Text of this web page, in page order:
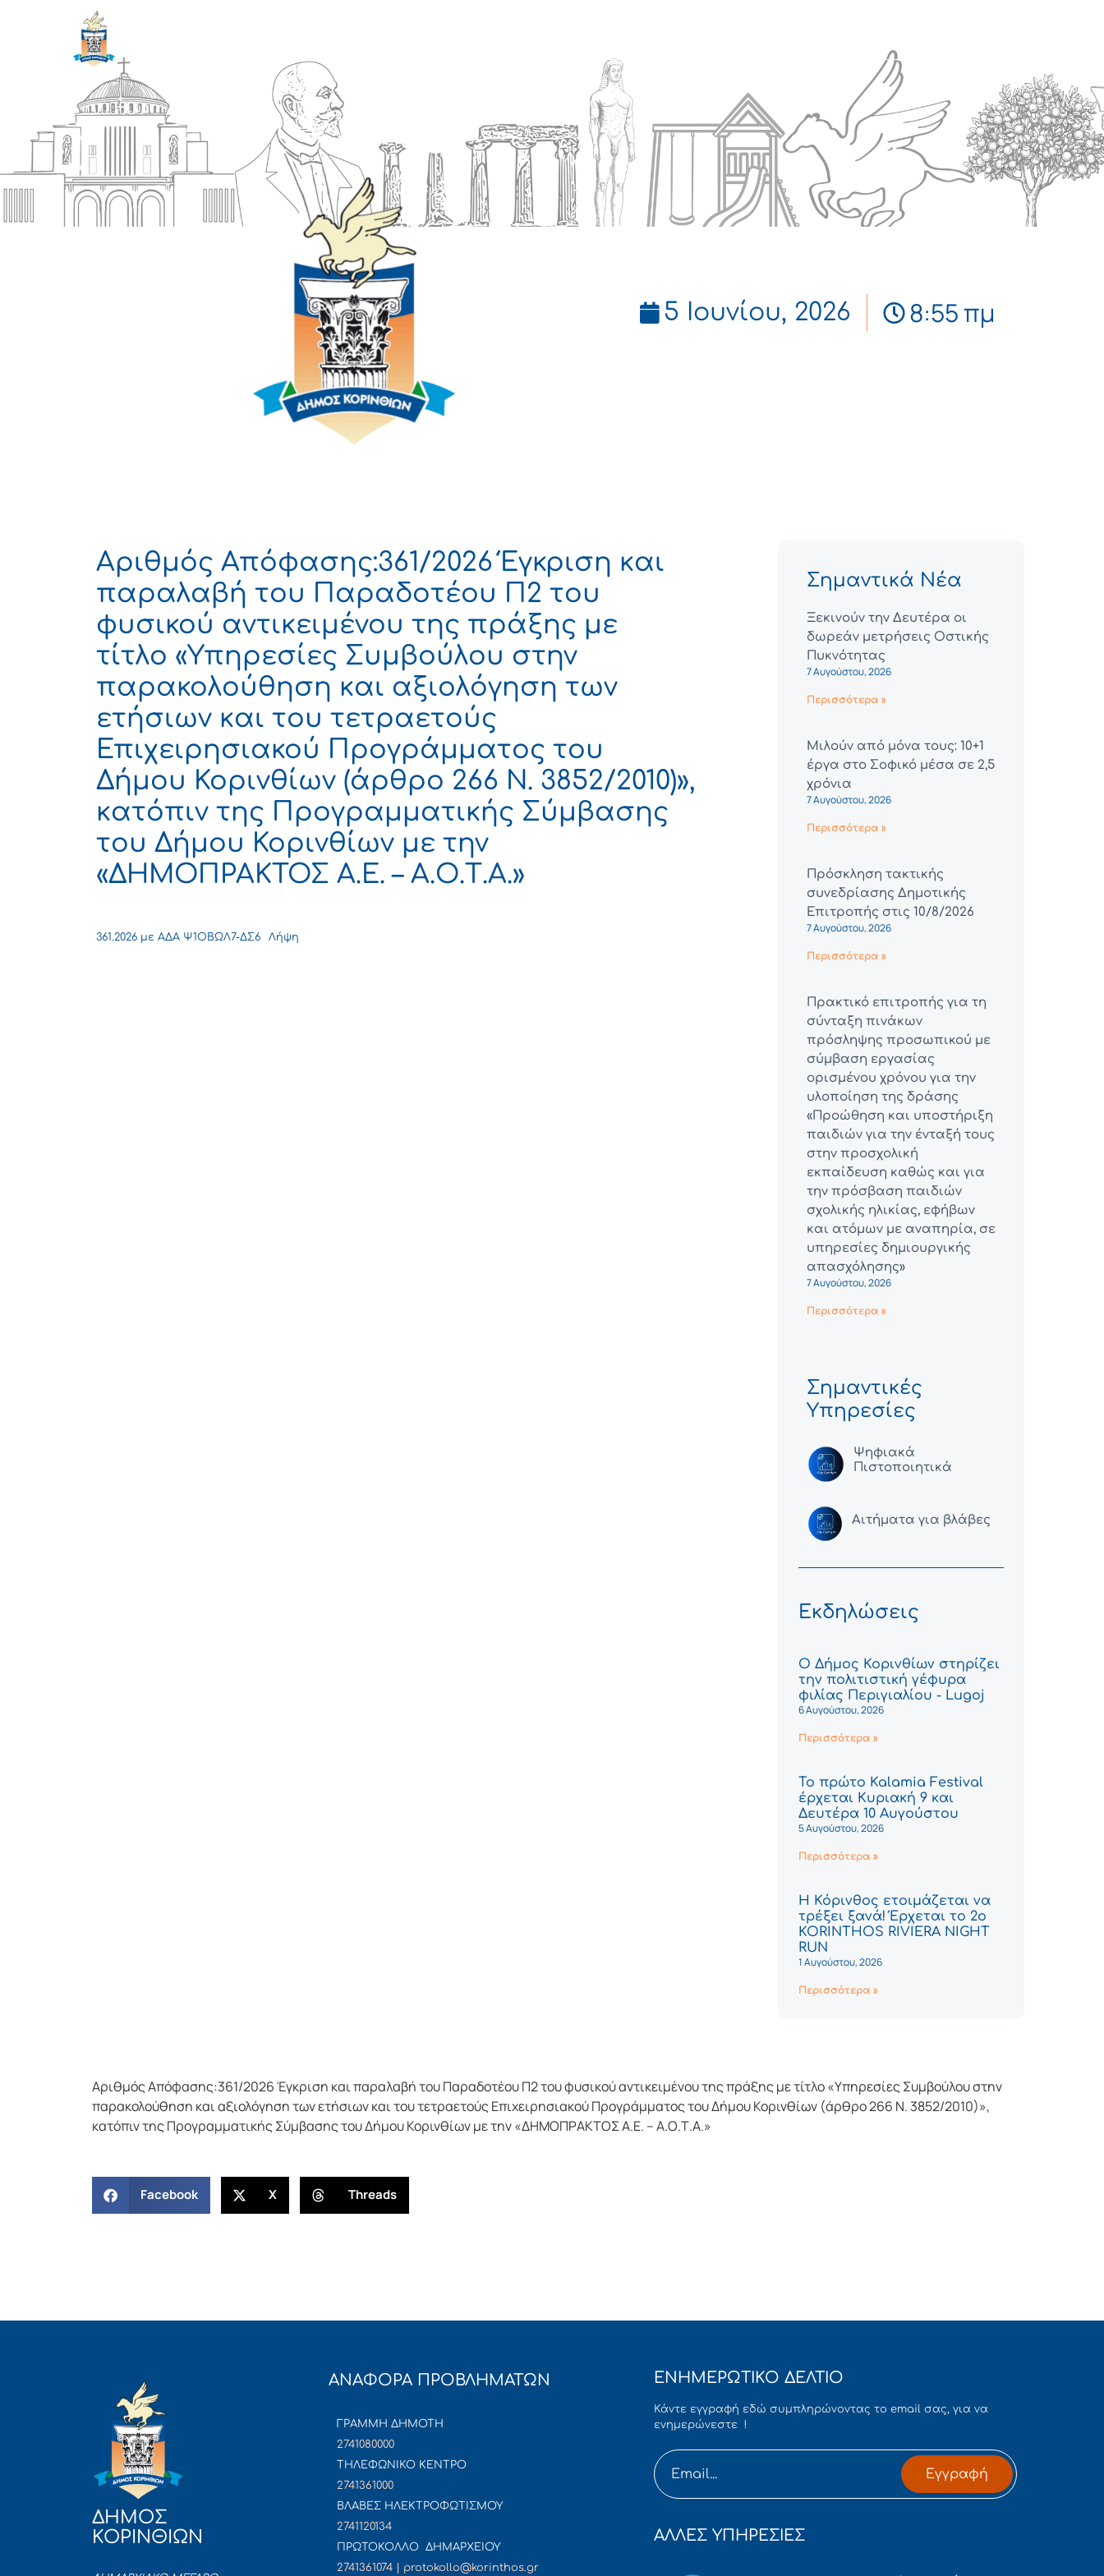
5 Ιουνίου, 2026 8:55 πμ
Αριθμός Απόφασης:361/2026 Έγκριση και
παραλαβή του Παραδοτέου Π2 του
φυσικού αντικειμένου της πράξης με
τίτλο «Υπηρεσίες Συμβούλου στην
παρακολούθηση και αξιολόγηση των
ετήσιων και του τετραετούς
Επιχειρησιακού Προγράμματος του
Δήμου Κορινθίων (άρθρο 266 Ν. 3852/2010)»,
κατόπιν της Προγραμματικής Σύμβασης
του Δήμου Κορινθίων με την
«ΔΗΜΟΠΡΑΚΤΟΣ Α.Ε. – Α.Ο.Τ.Α.»
361.2026 με ΑΔΑ Ψ1ΟΒΩΛ7-ΔΣ6 Λήψη
Σημαντικά Νέα
Ξεκινούν την Δευτέρα οι
δωρεάν μετρήσεις Οστικής
Πυκνότητας
7 Αυγούστου, 2026
Περισσότερα »
Μιλούν από μόνα τους: 10+1
έργα στο Σοφικό μέσα σε 2,5
χρόνια
7 Αυγούστου, 2026
Περισσότερα »
Πρόσκληση τακτικής
συνεδρίασης Δημοτικής
Επιτροπής στις 10/8/2026
7 Αυγούστου, 2026
Περισσότερα »
Πρακτικό επιτροπής για τη
σύνταξη πινάκων
πρόσληψης προσωπικού με
σύμβαση εργασίας
ορισμένου χρόνου για την
υλοποίηση της δράσης
«Προώθηση και υποστήριξη
παιδιών για την ένταξή τους
στην προσχολική
εκπαίδευση καθώς και για
την πρόσβαση παιδιών
σχολικής ηλικίας, εφήβων
και ατόμων με αναπηρία, σε
υπηρεσίες δημιουργικής
απασχόλησης»
7 Αυγούστου, 2026
Περισσότερα »
Σημαντικές
Υπηρεσίες
Ψηφιακά
Πιστοποιητικά
Αιτήματα για βλάβες
Εκδηλώσεις
Ο Δήμος Κορινθίων στηρίζει
την πολιτιστική γέφυρα
φιλίας Περιγιαλίου - Lugoj
6 Αυγούστου, 2026
Περισσότερα »
Το πρώτο Kalamia Festival
έρχεται Κυριακή 9 και
Δευτέρα 10 Αυγούστου
5 Αυγούστου, 2026
Περισσότερα »
Η Κόρινθος ετοιμάζεται να
τρέξει ξανά! Έρχεται το 2ο
KORINTHOS RIVIERA NIGHT
RUN
1 Αυγούστου, 2026
Περισσότερα »
Αριθμός Απόφασης:361/2026 Έγκριση και παραλαβή του Παραδοτέου Π2 του φυσικού αντικειμένου της πράξης με τίτλο «Υπηρεσίες Συμβούλου στην
παρακολούθηση και αξιολόγηση των ετήσιων και του τετραετούς Επιχειρησιακού Προγράμματος του Δήμου Κορινθίων (άρθρο 266 Ν. 3852/2010)»,
κατόπιν της Προγραμματικής Σύμβασης του Δήμου Κορινθίων με την «ΔΗΜΟΠΡΑΚΤΟΣ Α.Ε. – Α.Ο.Τ.Α.»
Facebook X Threads
ΔΗΜΟΣ
ΚΟΡΙΝΘΙΩΝ
ΑΝΑΦΟΡΑ ΠΡΟΒΛΗΜΑΤΩΝ
ΓΡΑΜΜΗ ΔΗΜΟΤΗ
2741080000
ΤΗΛΕΦΩΝΙΚΟ ΚΕΝΤΡΟ
2741361000
ΒΛΑΒΕΣ ΗΛΕΚΤΡΟΦΩΤΙΣΜΟΥ
2741120134
ΠΡΩΤΟΚΟΛΛΟ ΔΗΜΑΡΧΕΙΟΥ
2741361074 | protokollo@korinthos.gr
ΕΝΗΜΕΡΩΤΙΚΟ ΔΕΛΤΙΟ
Κάντε εγγραφή εδώ συμπληρώνοντας το email σας, για να
ενημερώνεστε !
Εγγραφή
ΑΛΛΕΣ ΥΠΗΡΕΣΙΕΣ